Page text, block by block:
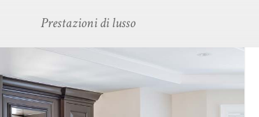
Prestazioni di lusso